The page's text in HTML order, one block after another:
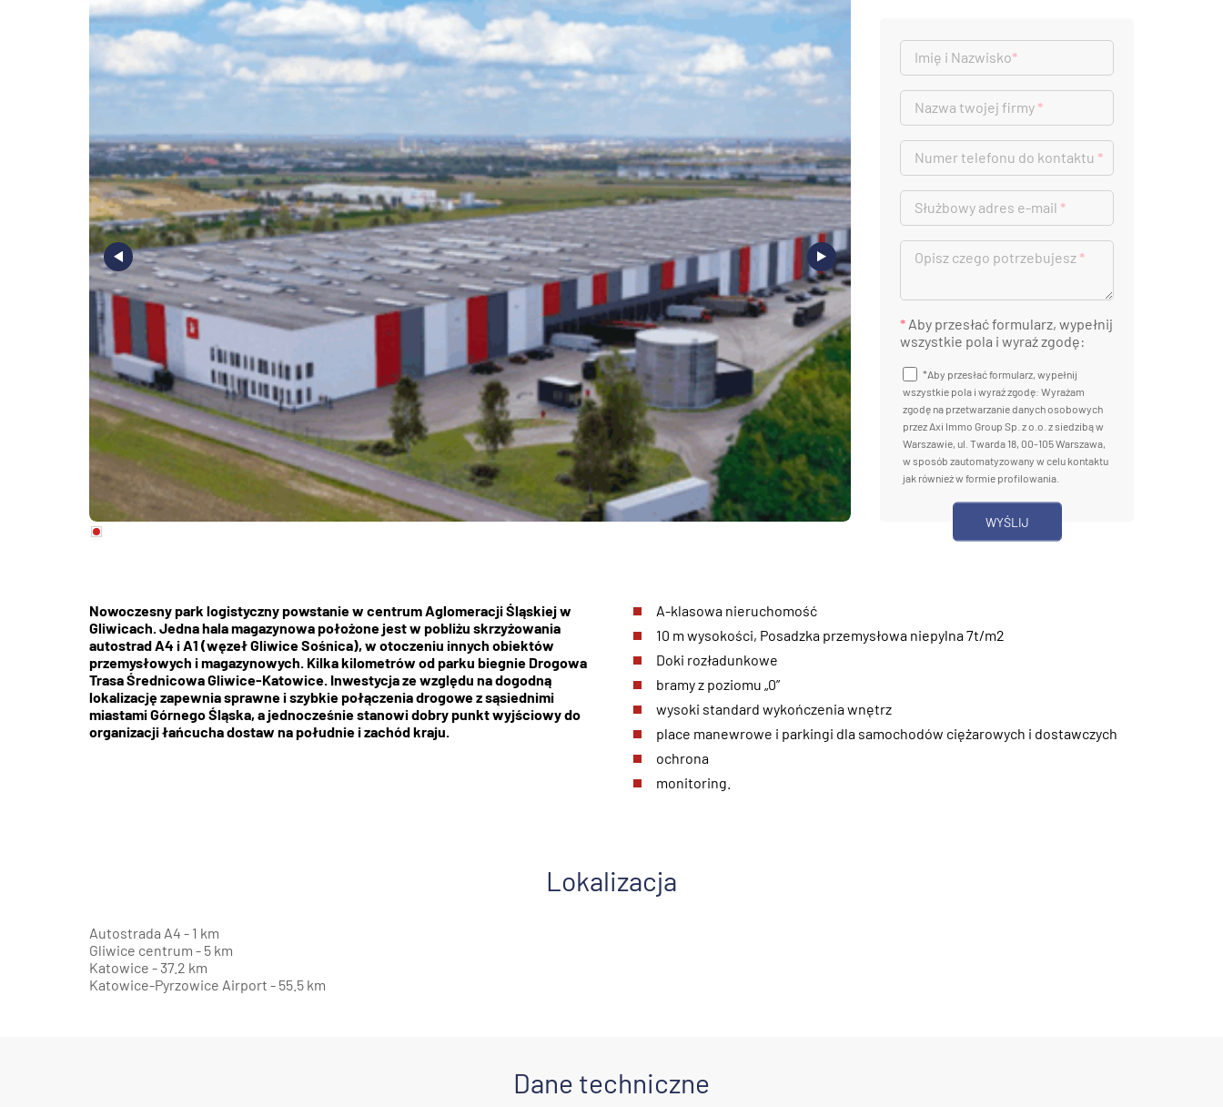
Poznaj nas –
doradcy ds.
najmu i zakupu
magazynów, hal
logistycznych i
AXI IMMO
Poznań i okolice
Wrocław i okolice
Gdańsk i okolice
Szczecin i okolice
Imię i Nazwisko*
Nazwa twojej firmy*
Numer telefonu do kontaktu *
Służbowy adres e-mail *
Opisz czego potrzebujesz*
* Aby przesłać formularz, wypełnij
wszystkie pola i wyraź zgodę:
*Aby przesłać formularz, wypełnij
wszystkie pola i wyraź zgodę: Wyrażam
zgodę na przetwarzanie danych osobowych
przez Axi Immo Group Sp. z o.o. z siedzibą w
Warszawie, ul. Twarda 18, 00-105 Warszawa,
w sposób zautomatyzowany w celu kontaktu
jak również w formie profilowania.
Nowoczesny park logistyczny powstanie w centrum Aglomeracji Śląskiej w
Gliwicach. Jedna hala magazynowa położone jest w pobliżu skrzyżowania
autostrad A4 i A1 (węzeł Gliwice Sośnica), w otoczeniu innych obiektów
przemysłowych i magazynowych. Kilka kilometrów od parku biegnie Drogowa
Trasa Średnicowa Gliwice-Katowice. Inwestycja ze względu na dogodną
lokalizację zapewnia sprawne i szybkie połączenia drogowe z sąsiednimi
miastami Górnego Śląska, a jednocześnie stanowi dobry punkt wyjściowy do
organizacji łańcucha dostaw na południe i zachód kraju.
A-klasowa nieruchomość
10 m wysokości, Posadzka przemysłowa niepylna 7t/m2
Doki rozładunkowe
bramy z poziomu „0”
wysoki standard wykończenia wnętrz
place manewrowe i parkingi dla samochodów ciężarowych i dostawczych
ochrona
monitoring.
Lokalizacja
Autostrada A4 - 1 km
Gliwice centrum - 5 km
Katowice - 37.2 km
Katowice-Pyrzowice Airport - 55.5 km
Dane techniczne